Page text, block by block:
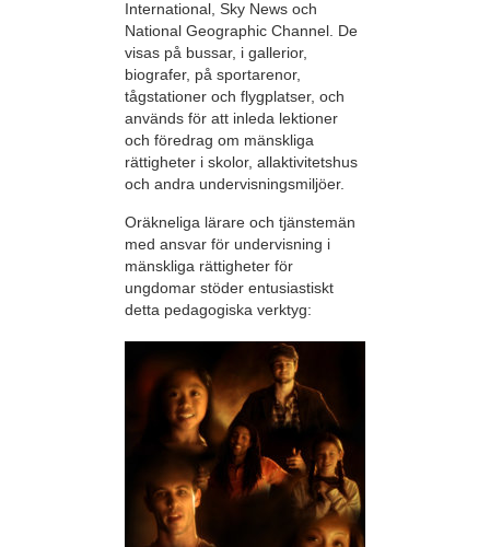
International, Sky News och
National Geographic Channel. De
visas på bussar, i gallerior,
biografer, på sportarenor,
tågstationer och flygplatser, och
används för att inleda lektioner
och föredrag om mänskliga
rättigheter i skolor, allaktivitetshus
och andra undervisningsmiljöer.
Oräkneliga lärare och tjänstemän
med ansvar för undervisning i
mänskliga rättigheter för
ungdomar stöder entusiastiskt
detta pedagogiska verktyg: